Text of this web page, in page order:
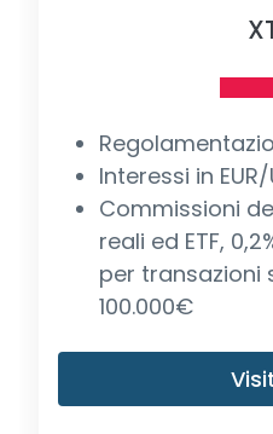
Interessi in EUR/
Commissioni
reali ed ETF,
per transazioni
100.000€